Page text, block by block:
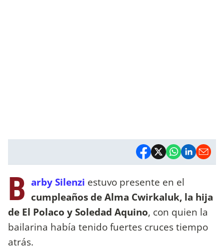
B arby Silenzi estuvo presente en el
cumpleaños de Alma Cwirkaluk, la hija
de El Polaco y Soledad Aquino, con quien la
bailarina había tenido fuertes cruces tiempo
atrás.